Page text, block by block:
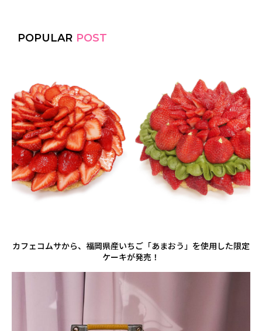
POPULAR POST
カフェコムサから、福岡県産いちご「あまおう」を使用した限定
ケーキが発売！